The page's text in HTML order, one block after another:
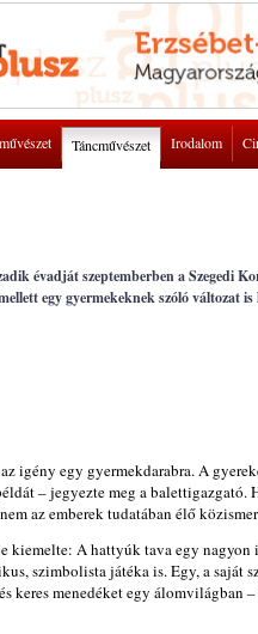
Táncművészet Irodalom
évadját szeptemberben a Szegedi
egy gyermekeknek szóló változat is
igény egy gyermekdarabra. A
– jegyezte meg a balettigazgató.
az emberek tudatában élő
kiemelte: A hattyúk tava egy nagyon
szimbolista játéka is. Egy, a saját
keres menedéket egy álomvilágban